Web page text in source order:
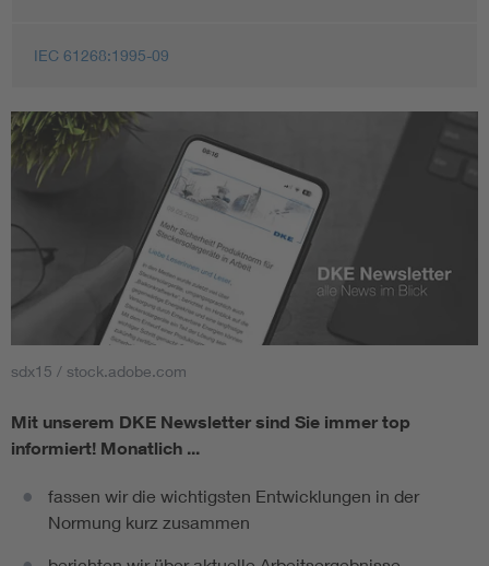
IEC 61268:1995-09
sdx15 / stock.adobe.com
Mit unserem DKE Newsletter sind Sie immer top
informiert! Monatlich ...
fassen wir die wichtigsten Entwicklungen in der
Normung kurz zusammen